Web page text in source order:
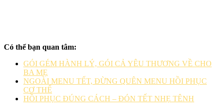
Có thể bạn quan tâm:
GÓI GÉM HÀNH LÝ, GÓI CẢ YÊU THƯƠNG VỀ CHO
BA MẸ
NGOÀI MENU TẾT, ĐỪNG QUÊN MENU HỒI PHỤC
CƠ THỂ
HỒI PHỤC ĐÚNG CÁCH – ĐÓN TẾT NHẸ TÊNH